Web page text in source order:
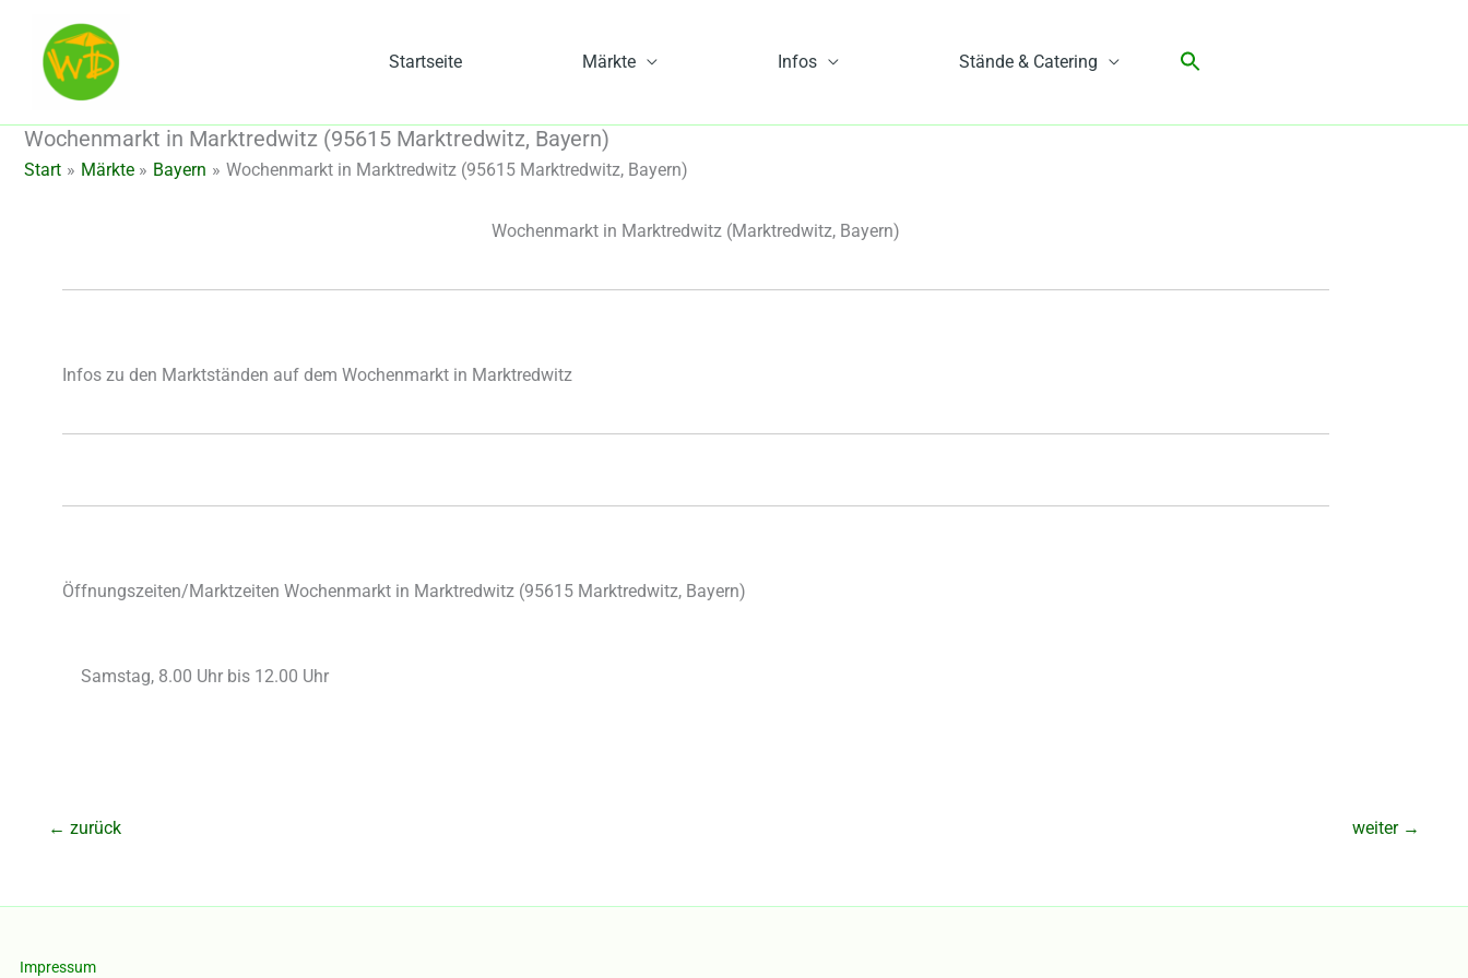
springen
Startseite Märkte Infos Stände & Catering
Wochenmarkt in Marktredwitz (95615 Marktredwitz, Bayern)
Start Märkte Bayern Wochenmarkt in Marktredwitz (95615 Marktredwitz, Bayern)
Wochenmarkt in Marktredwitz (Marktredwitz, Bayern)
Infos zu den Marktständen auf dem Wochenmarkt in Marktredwitz
Öffnungszeiten/Marktzeiten Wochenmarkt in Marktredwitz (95615 Marktredwitz, Bayern)
Samstag, 8.00 Uhr bis 12.00 Uhr
← zurück weiter →
Impressum